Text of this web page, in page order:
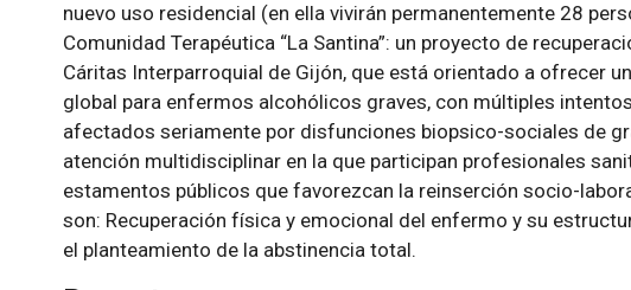
nuevo uso residencial (en ella vivirán permanentemente 28
Comunidad Terapéutica “La Santina”: un proyecto de
Cáritas Interparroquial de Gijón, que está orientado a ofrecer
global para enfermos alcohólicos graves, con múltiples
afectados seriamente por disfunciones biopsico-sociales de
atención multidisciplinar en la que participan profesionales
estamentos públicos que favorezcan la reinserción socio-
son: Recuperación física y emocional del enfermo y su
el planteamiento de la abstinencia total.